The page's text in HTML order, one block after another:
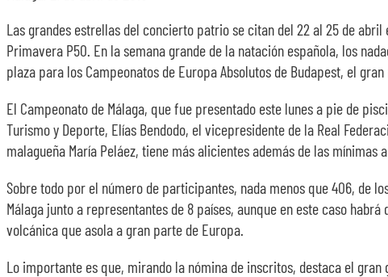
Las grandes estrellas del concierto patrio se citan del 22 al 25 de
Primavera P50. En la semana grande de la natación española, los
plaza para los Campeonatos de Europa Absolutos de Budapest, el
El Campeonato de Málaga, que fue presentado este lunes a pie de
Turismo y Deporte, Elías Bendodo, el vicepresidente de la Real
malagueña María Peláez, tiene más alicientes además de las mínimas
Sobre todo por el número de participantes, nada menos que 406, de
Málaga junto a representantes de 8 países, aunque en este caso
volcánica que asola a gran parte de Europa.
Lo importante es que, mirando la nómina de inscritos, destaca el